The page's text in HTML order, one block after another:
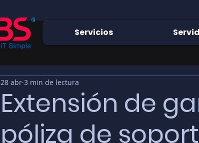
Servicios
Extensión de
póliza de
28 abr 3 min de lectura